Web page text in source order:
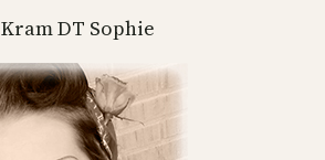
Kram DT Sophie